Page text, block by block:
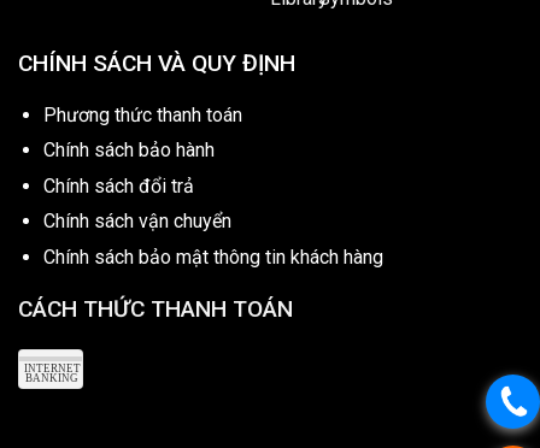
CHÍNH SÁCH VÀ QUY ĐỊNH
Phương thức thanh toán
Chính sách bảo hành
Chính sách đổi trả
Chính sách vận chuyển
Chính sách bảo mật thông tin khách hàng
CÁCH THỨC THANH TOÁN